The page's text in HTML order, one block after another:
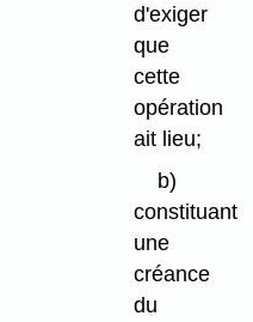
d'exiger
que
cette
opération
ait lieu;
b)
constituant
une
créance
du